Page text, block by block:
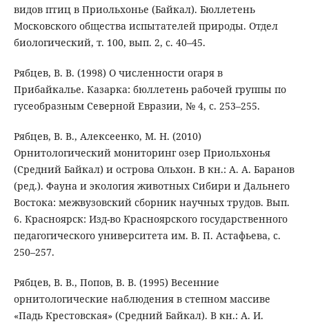
видов птиц в Приольхонье (Байкал). Бюллетень
Московского общества испытателей природы. Отдел
биологический, т. 100, вып. 2, с. 40–45.
Рябцев, В. В. (1998) О численности огаря в
Прибайкалье. Казарка: бюллетень рабочей группы по
гусеобразным Северной Евразии, № 4, с. 253–255.
Рябцев, В. В., Алексеенко, М. Н. (2010)
Орнитологический мониторинг озер Приольхонья
(Средний Байкал) и острова Ольхон. В кн.: А. А. Баранов
(ред.). Фауна и экология животных Сибири и Дальнего
Востока: межвузовский сборник научных трудов. Вып.
6. Красноярск: Изд-во Красноярского государственного
педагогического университета им. В. П. Астафьева, с.
250–257.
Рябцев, В. В., Попов, В. В. (1995) Весенние
орнитологические наблюдения в степном массиве
«Падь Крестовская» (Средний Байкал). В кн.: А. И.